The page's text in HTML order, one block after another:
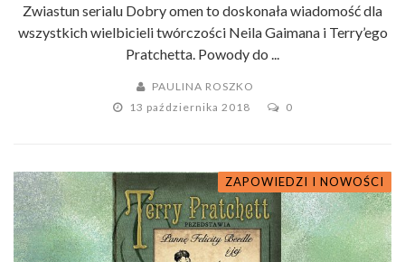
Zwiastun serialu Dobry omen to doskonała wiadomość dla
wszystkich wielbicieli twórczości Neila Gaimana i Terry’ego
Pratchetta. Powody do ...
PAULINA ROSZKO
13 października 2018
0
ZAPOWIEDZI I NOWOŚCI